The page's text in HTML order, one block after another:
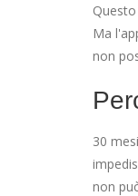
Ma
non
30
non